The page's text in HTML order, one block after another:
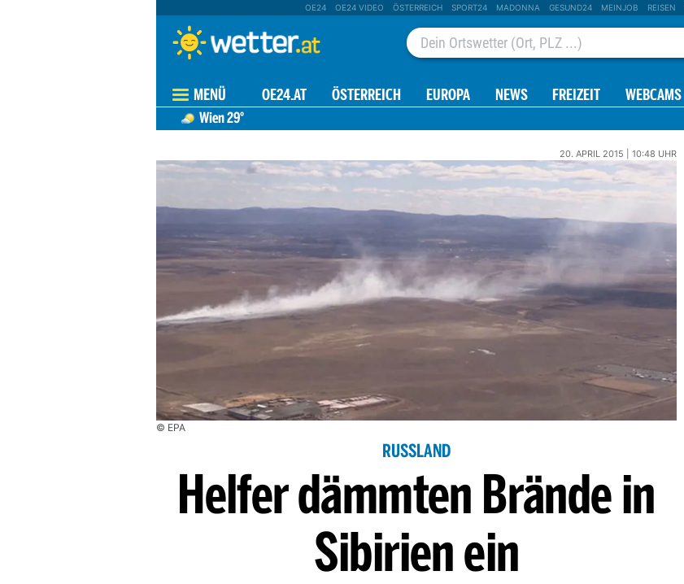
OE24 OE24 VIDEO ÖSTERREICH SPORT24 MADONNA GESUND24 MEINJOB REISEN
MENÜ OE24.AT ÖSTERREICH EUROPA NEWS FREIZEIT WEBCAMS
Wien29°
20. APRIL 2015 | 10:48 UHR
© EPA
RUSSLAND
Helfer dämmten Brände in
Sibirien ein